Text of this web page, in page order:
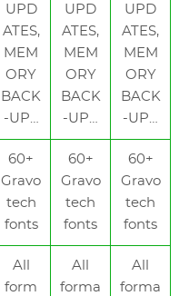
UPD
ATES,
MEM
ORY
BACK
-UP…
UPD
ATES,
MEM
ORY
BACK
-UP…
UPD
ATES,
MEM
ORY
BACK
-UP…
60+
Gravo
tech
fonts
60+
Gravo
tech
fonts
60+
Gravo
tech
fonts
All
form
All
forma
All
forma